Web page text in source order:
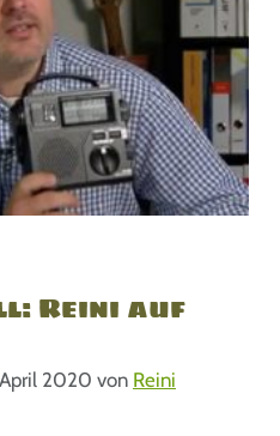
Reini auf
2020 von Reini